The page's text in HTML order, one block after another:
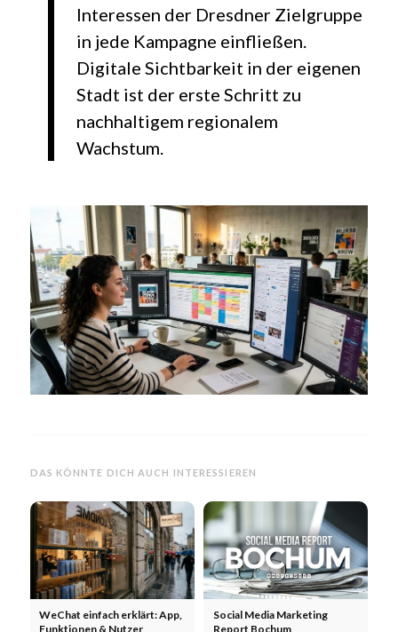
Interessen der Dresdner Zielgruppe
in jede Kampagne einfließen.
Digitale Sichtbarkeit in der eigenen
Stadt ist der erste Schritt zu
nachhaltigem regionalem
Wachstum.
DAS KÖNNTE DICH AUCH INTERESSIEREN
WeChat einfach erklärt: App,
Funktionen & Nutzer
Social Media Marketing
Report Bochum